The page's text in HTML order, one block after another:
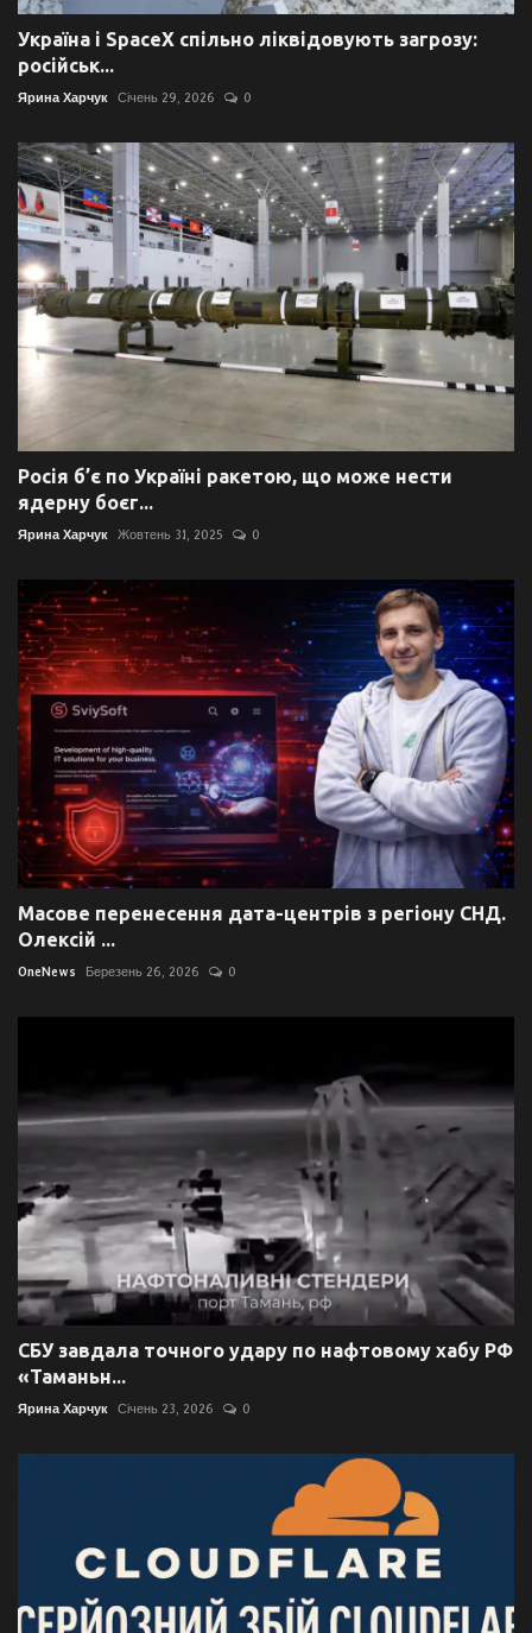
Україна і SpaceX спільно ліквідовують загрозу:
російськ...
Ярина Харчук Січень 29, 2026 0
Росія б’є по Україні ракетою, що може нести
ядерну боєг...
Ярина Харчук Жовтень 31, 2025 0
Масове перенесення дата-центрів з регіону СНД.
Олексій ...
OneNews Березень 26, 2026 0
СБУ завдала точного удару по нафтовому хабу РФ
«Таманьн...
Ярина Харчук Січень 23, 2026 0